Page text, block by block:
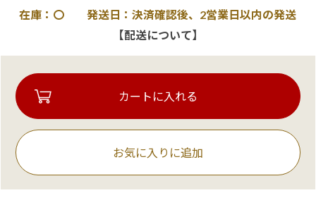
在庫：〇 発送日：決済確認後、2営業日以内の発送
【配送について】
お気に入りに追加